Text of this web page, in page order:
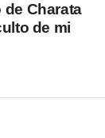
de Charata
de mi